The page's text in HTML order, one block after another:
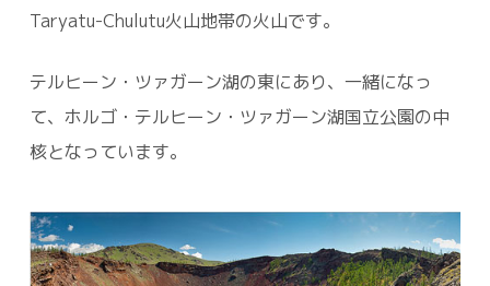
Taryatu-Chulutu火山地帯の火山です。
テルヒーン・ツァガーン湖の東にあり、一緒になっ
て、ホルゴ・テルヒーン・ツァガーン湖国立公園の中
核となっています。